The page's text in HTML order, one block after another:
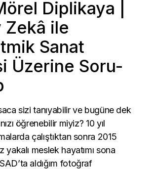
Diplikaya |
Zekâ ile
Sanat
Üzerine Soru-
sizi tanıyabilir ve bugüne dek
öğrenebilir miyiz? 10 yıl
çalıştıktan sonra 2015
yakalı meslek hayatımı sona
aldığım fotoğraf